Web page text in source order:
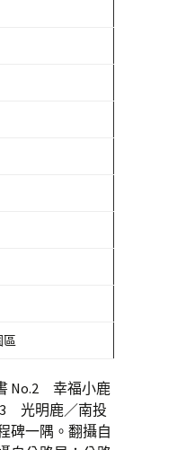
區
No.2 幸福小鹿
光明鹿／南投
碑一隅。翻攝自